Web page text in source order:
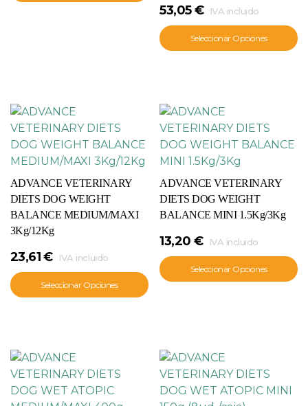
53,05€ IVA incluido
Seleccionar Opciones
ADVANCE VETERINARY
DIETS DOG WEIGHT
BALANCE MEDIUM/MAXI
3Kg/12Kg
23,61€ IVA incluido
Seleccionar Opciones
ADVANCE VETERINARY
DIETS DOG WEIGHT
BALANCE MINI 1.5Kg/3Kg
13,20 € IVA incluido
Seleccionar Opciones